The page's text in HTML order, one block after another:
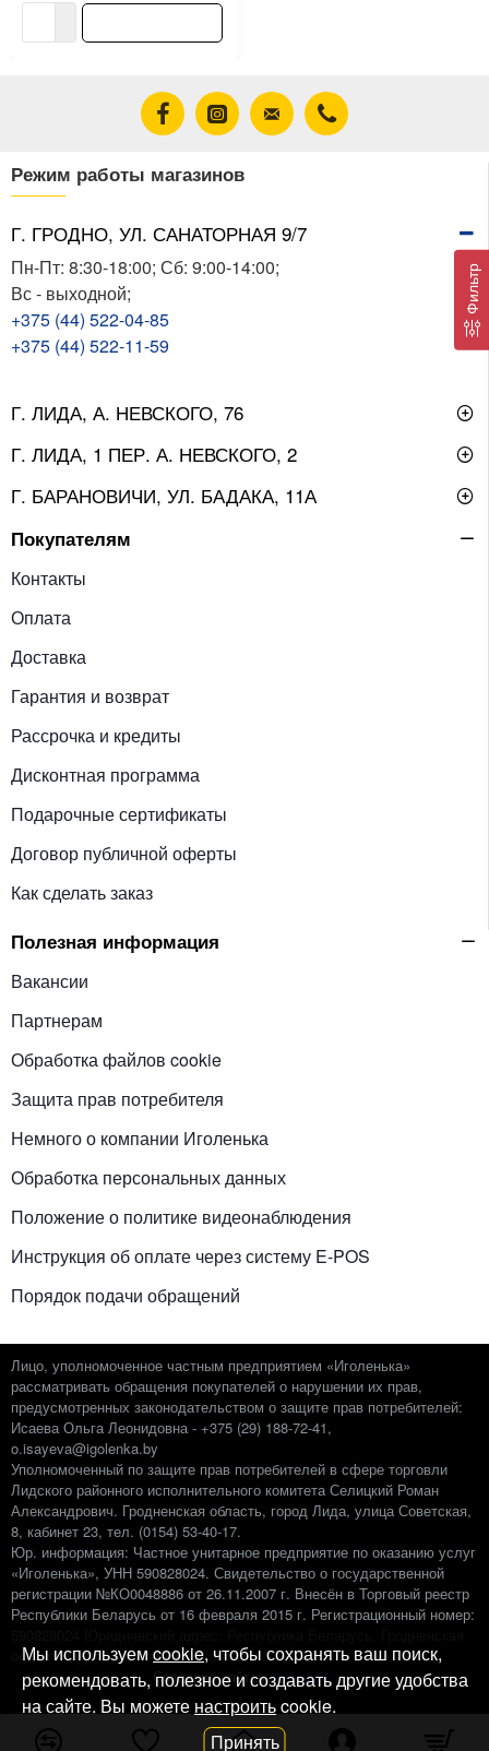
Фильтр
Режим работы магазинов
Г. ГРОДНО, УЛ. САНАТОРНАЯ 9/7
Пн-Пт: 8:30-18:00; Сб: 9:00-14:00;
Вс - выходной;
+375 (44) 522-04-85
+375 (44) 522-11-59
Г. ЛИДА, А. НЕВСКОГО, 76
Г. ЛИДА, 1 ПЕР. А. НЕВСКОГО, 2
Г. БАРАНОВИЧИ, УЛ. БАДАКА, 11А
Покупателям
Контакты
Оплата
Доставка
Гарантия и возврат
Рассрочка и кредиты
Дисконтная программа
Подарочные сертификаты
Договор публичной оферты
Как сделать заказ
Полезная информация
Вакансии
Партнерам
Обработка файлов cookie
Защита прав потребителя
Немного о компании Иголенька
Обработка персональных данных
Положение о политике видеонаблюдения
Инструкция об оплате через систему E-POS
Порядок подачи обращений
Лицо, уполномоченное частным предприятием «Иголенька»
рассматривать обращения покупателей о нарушении их прав,
предусмотренных законодательством о защите прав потребителей:
Исаева Ольга Леонидовна - +375 (29) 188-72-41,
o.isayeva@igolenka.by
Уполномоченный по защите прав потребителей в сфере торговли
Лидского районного исполнительного комитета Селицкий Роман
Александрович. Гродненская область, город Лида, улица Советская,
8, кабинет 23, тел. (0154) 53-40-17.
Юр. информация: Частное унитарное предприятие по оказанию услуг
«Иголенька», УНН 590828024. Свидетельство о государственной
регистрации №КО0048886 от 26.11.2007 г. Внесён в Торговый реестр
Республики Беларусь от 16 февраля 2015 г. Регистрационный номер:
обл., г. Лида, 1-ый пер. Невского, 2
Создание сайтов:it-team.by
Принять
Мы используем cookie, чтобы сохранять ваш поиск,
рекомендовать, полезное и создавать другие удобства
на сайте. Вы можете настроитьcookie.